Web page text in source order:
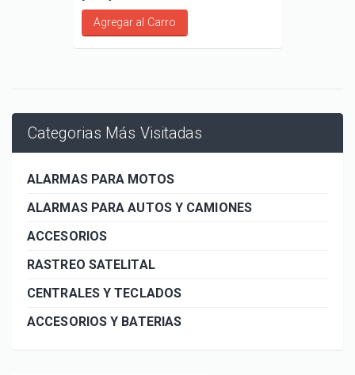
Agregar al Carro
Categorias Más Visitadas
ALARMAS PARA MOTOS
ALARMAS PARA AUTOS Y CAMIONES
ACCESORIOS
RASTREO SATELITAL
CENTRALES Y TECLADOS
ACCESORIOS Y BATERIAS